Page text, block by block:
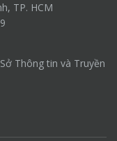
TP. HCM
Thông tin và Truyền